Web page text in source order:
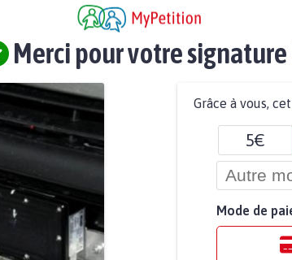
Merci pour votre signature
Grâce à vous,
5€
Mode de